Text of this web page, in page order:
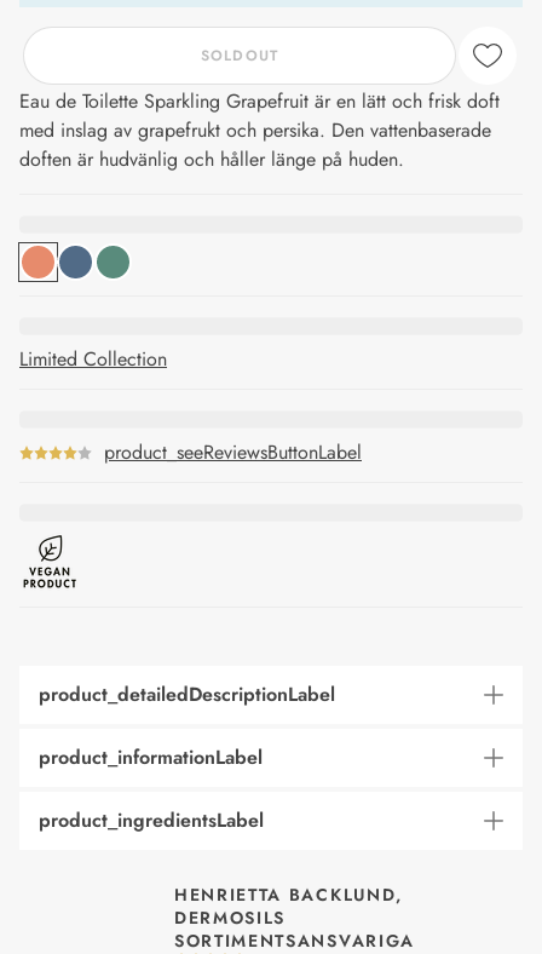
SOLDOUT
Eau de Toilette Sparkling Grapefruit är en lätt och frisk doft
med inslag av grapefrukt och persika. Den vattenbaserade
doften är hudvänlig och håller länge på huden.
Limited Collection
product_seeReviewsButtonLabel
product_detailedDescriptionLabel
product_informationLabel
product_ingredientsLabel
HENRIETTA BACKLUND,
DERMOSILS
SORTIMENTSANSVARIGA